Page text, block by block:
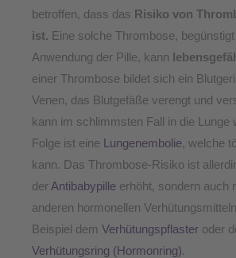
betroffen, dass das Risiko von
ist. Eine solche Thrombose,
Anwendung der Pille, kann
einer Thrombose bildet sich ein
Venen, das Blutgefäße verengt und
kann im schlimmsten Fall in die Lunge
Folge ist eine
Lungenembolie, welche
kann. Das Thrombose-Risiko ist
der Antibabypille erhöht, sondern auch
anderen hormonellen
Beispiel dem Verhütungspflaster oder
Verhütungsring (Hormonring).